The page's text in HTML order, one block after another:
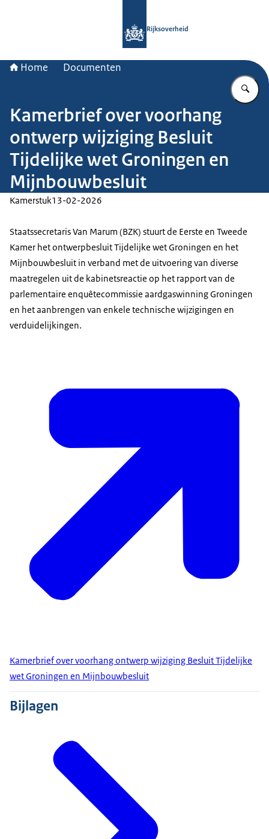
Rijksoverheid
Home Documenten
Kamerbrief over voorhang
ontwerp wijziging Besluit
Tijdelijke wet Groningen en
Mijnbouwbesluit
Kamerstuk13-02-2026
Staatssecretaris Van Marum (BZK) stuurt de Eerste en Tweede
Kamer het ontwerpbesluit Tijdelijke wet Groningen en het
Mijnbouwbesluit in verband met de uitvoering van diverse
maatregelen uit de kabinetsreactie op het rapport van de
parlementaire enquêtecommissie aardgaswinning Groningen
en het aanbrengen van enkele technische wijzigingen en
verduidelijkingen.
Kamerbrief over voorhang ontwerp wijziging Besluit Tijdelijke
wet Groningen en Mijnbouwbesluit
Bijlagen